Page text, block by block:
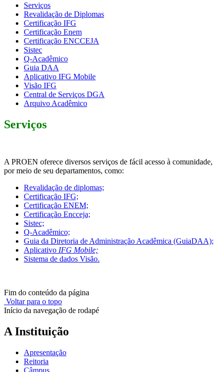
Serviços
Revalidação de Diplomas
Certificação IFG
Certificação Enem
Certificação ENCCEJA
Sistec
Q-Acadêmico
Guia DAA
Aplicativo IFG Mobile
Visão IFG
Central de Serviços DGA
Arquivo Acadêmico
Serviços
A PROEN oferece diversos serviços de fácil acesso à comunidade,
por meio de seu departamentos, como:
Revalidação de diplomas;
Certificação IFG;
Certificação ENEM;
Certificação Encceja;
Sistec;
Q-Acadêmico;
Guia da Diretoria de Administração Acadêmica (GuiaDAA);
Aplicativo IFG Mobile;
Sistema de dados Visão.
Fim do conteúdo da página
Voltar para o topo
Início da navegação de rodapé
A Instituição
Apresentação
Reitoria